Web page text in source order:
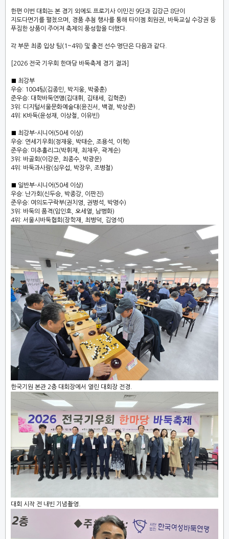
한편 이번 대회는 본 경기 외에도 프로기사 이민진 9단과 김강근 8단이
지도다면기를 펼쳤으며, 경품 추첨 행사를 통해 타이젬 회원권, 바둑교실 수강권 등
푸짐한 상품이 주어져 축제의 풍성함을 더했다.
각 부문 최종 입상 팀(1~4위) 및 출전 선수 명단은 다음과 같다.
[2026 전국 기우회 한마당 바둑축제 경기 결과]
■ 최강부
우승: 1004팀(김종민, 박지웅, 박중훈)
준우승: 대학바둑연맹(김대휘, 김태세, 김혁준)
3위: 디지털서울문화예술대(윤진서, 백결, 박상준)
4위: K바둑(윤성재, 이상철, 이유빈)
■ 최강부-시니어(50세 이상)
우승: 연세기우회(정재웅, 박태순, 조용석, 이혁)
준우승: 미추홀리그(박휘재, 최채우, 곽계순)
3위: 바골회(이강운, 최종수, 박광운)
4위: 바둑과사람(심우섭, 박장우, 조병철)
■ 일반부-시니어(50세 이상)
우승: 난가회(신두승, 박종강, 이판진)
준우승: 여의도구락부(권치영, 권병석, 박명수)
3위: 바둑의 품격(임인호, 오세열, 남병화)
4위: 서울시바둑협회(장학재, 최병덕, 김영석)
한국기원 본관 2층 대회장에서 열린 대회장 전경.
대회 시작 전 내빈 기념촬영.